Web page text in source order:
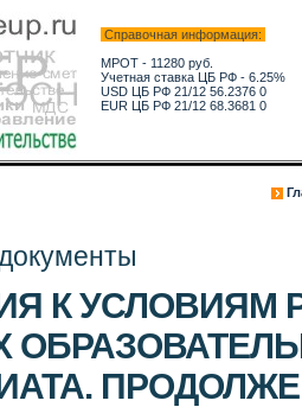
Справочная информация:
МРОТ - 11280 руб.
Учетная ставка ЦБ РФ - 6.25%
USD ЦБ РФ 21/12 56.2376 0
EUR ЦБ РФ 21/12 68.3681 0
К УСЛОВИЯМ